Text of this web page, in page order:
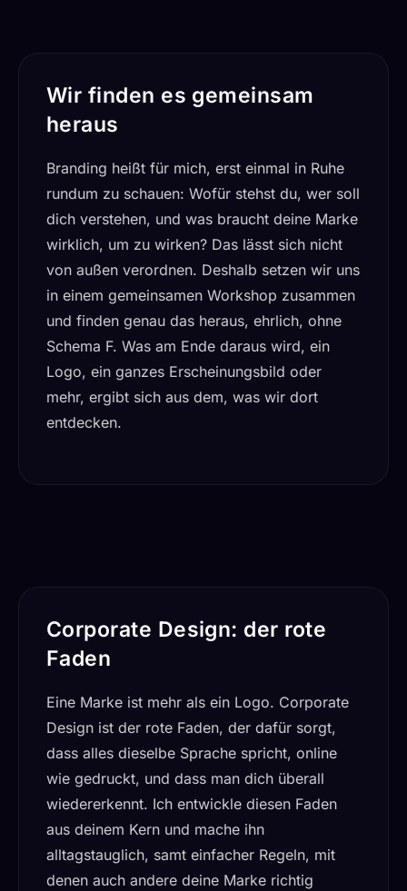
Wir finden es gemeinsam
heraus
Branding heißt für mich, erst einmal in Ruhe
rundum zu schauen: Wofür stehst du, wer soll
dich verstehen, und was braucht deine Marke
wirklich, um zu wirken? Das lässt sich nicht
von außen verordnen. Deshalb setzen wir uns
in einem gemeinsamen Workshop zusammen
und finden genau das heraus, ehrlich, ohne
Schema F. Was am Ende daraus wird, ein
Logo, ein ganzes Erscheinungsbild oder
mehr, ergibt sich aus dem, was wir dort
entdecken.
Corporate Design: der rote
Faden
Eine Marke ist mehr als ein Logo. Corporate
Design ist der rote Faden, der dafür sorgt,
dass alles dieselbe Sprache spricht, online
wie gedruckt, und dass man dich überall
wiedererkennt. Ich entwickle diesen Faden
aus deinem Kern und mache ihn
alltagstauglich, samt einfacher Regeln, mit
denen auch andere deine Marke richtig